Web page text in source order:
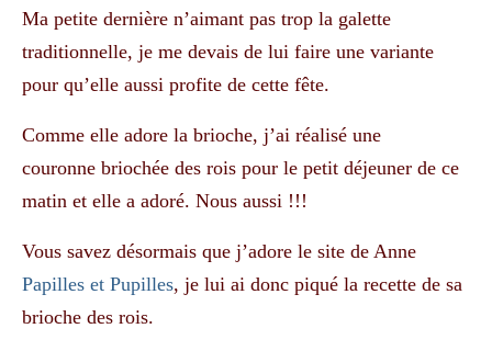
Ma petite dernière n’aimant pas trop la galette
traditionnelle, je me devais de lui faire une variante
pour qu’elle aussi profite de cette fête.
Comme elle adore la brioche, j’ai réalisé une
couronne briochée des rois pour le petit déjeuner de ce
matin et elle a adoré. Nous aussi !!!
Vous savez désormais que j’adore le site de Anne
Papilles et Pupilles, je lui ai donc piqué la recette de sa
brioche des rois.